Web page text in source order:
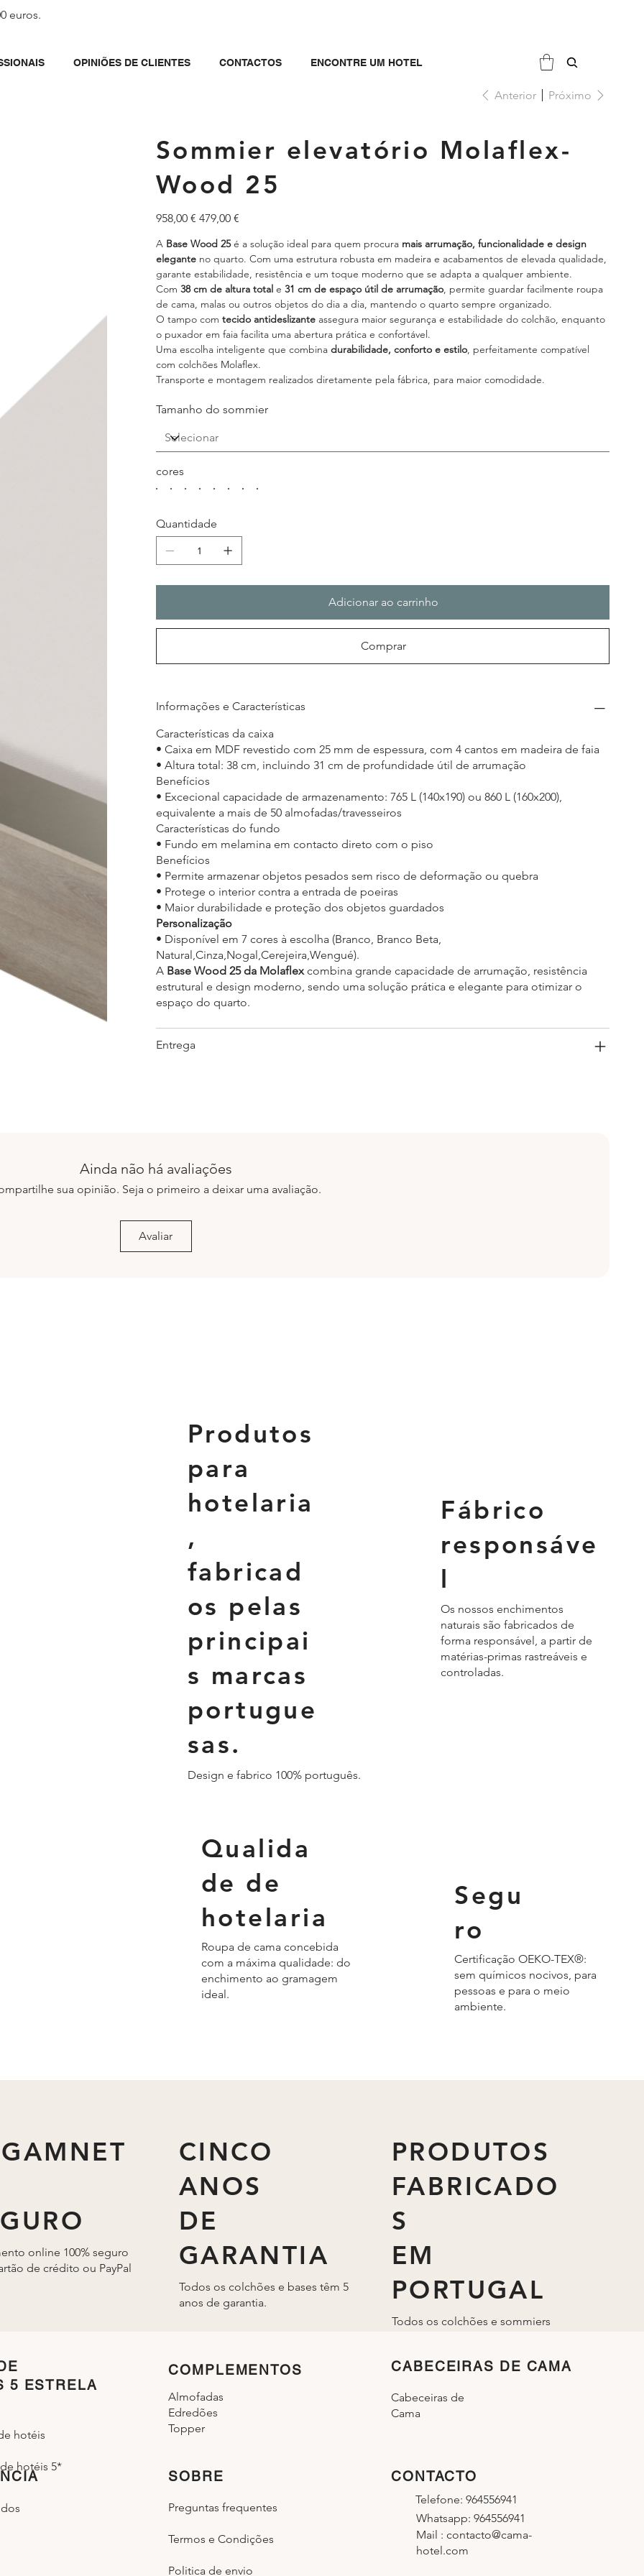
euros.
OPINIÕES DE CLIENTES CONTACTOS ENCONTRE UM HOTEL
Anterior Próximo
Sommier elevatório Molaflex-
Wood 25
Preço
original
958,00 €
Preço
promocional
479,00 €
A Base Wood 25é a solução ideal para quem procura mais arrumação, funcionalidade e design
elegante no quarto. Com uma estrutura robusta em madeira e acabamentos de elevada qualidade,
garante estabilidade, resistência e um toque moderno que se adapta a qualquer ambiente.
Com 38 cm de altura total e 31 cm de espaço útil de arrumação, permite guardar facilmente roupa
de cama, malas ou outros objetos do dia a dia, mantendo o quarto sempre organizado.
O tampo com tecido antideslizante assegura maior segurança e estabilidade do colchão, enquanto
o puxador em faia facilita uma abertura prática e confortável.
Uma escolha inteligente que combina durabilidade, conforto e estilo, perfeitamente compatível
com colchões Molaflex.
Transporte e montagem realizados diretamente pela fábrica, para maior comodidade.
Tamanho do sommier
cores
Quantidade
Adicionar ao carrinho
Comprar
Informações e Características
Características da caixa
• Caixa em MDF revestido com 25 mm de espessura, com 4 cantos em madeira de faia
• Altura total: 38 cm, incluindo 31 cm de profundidade útil de arrumação
Benefícios
• Excecional capacidade de armazenamento: 765 L (140x190) ou 860 L (160x200),
equivalente a mais de 50 almofadas/travesseiros
Características do fundo
• Fundo em melamina em contacto direto com o piso
Benefícios
• Permite armazenar objetos pesados sem risco de deformação ou quebra
• Protege o interior contra a entrada de poeiras
• Maior durabilidade e proteção dos objetos guardados
Personalização
• Disponível em 7 cores à escolha (Branco, Branco Beta,
Natural,Cinza,Nogal,Cerejeira,Wengué).
A Base Wood 25 da Molaflexcombina grande capacidade de arrumação, resistência
estrutural e design moderno, sendo uma solução prática e elegante para otimizar o
espaço do quarto.
Entrega
Ainda não há avaliações
sua opinião. Seja o primeiro a deixar uma avaliação.
Avaliar
Produtos
para
hotelaria
,
fabricad
os pelas
principai
s marcas
portugue
sas.
Design e fabrico 100% português.
Qualida
de de
hotelaria
Roupa de cama concebida
com a máxima qualidade: do
enchimento ao gramagem
ideal.
Fábrico
responsáve
l
Os nossos enchimentos
naturais são fabricados de
forma responsável, a partir de
matérias-primas rastreáveis e
controladas.
Segu
ro
Certificação OEKO-TEX®:
sem químicos nocivos, para
pessoas e para o meio
ambiente.
online 100% seguro
de crédito ou PayPal
CINCO
ANOS
DE
GARANTIA
Todos os colchões e bases têm 5
anos de garantia.
PRODUTOS
FABRICADO
S
EM
PORTUGAL
Todos os colchões e sommiers
CABECEIRAS DE CAMA
Cabeceiras de
Cama
COMPLEMENTOS
Almofadas
Edredões
Topper
5 ESTRELA
hotéis
hotéis 5*
SOBRE
Preguntas frequentes
Termos e Condições
Politica de envio
CONTACTO
Telefone: 964556941
Whatsapp: 964556941
Mail : contacto@cama-
hotel.com